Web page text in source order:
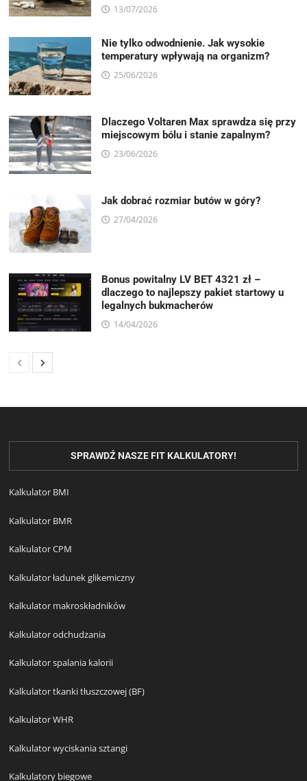
13/07/2026
Nie tylko odwodnienie. Jak wysokie
temperatury wpływają na organizm?
25/06/2026
Dlaczego Voltaren Max sprawdza się przy
miejscowym bólu i stanie zapalnym?
23/06/2026
Jak dobrać rozmiar butów w góry?
27/04/2026
Bonus powitalny LV BET 4321 zł –
dlaczego to najlepszy pakiet startowy u
legalnych bukmacherów
14/04/2026
SPRAWDŹ NASZE FIT KALKULATORY!
Kalkulator BMI
Kalkulator BMR
Kalkulator CPM
Kalkulator ładunek glikemiczny
Kalkulator makroskładników
Kalkulator odchudzania
Kalkulator spalania kalorii
Kalkulator tkanki tłuszczowej (BF)
Kalkulator WHR
Kalkulator wyciskania sztangi
Kalkulatory biegowe